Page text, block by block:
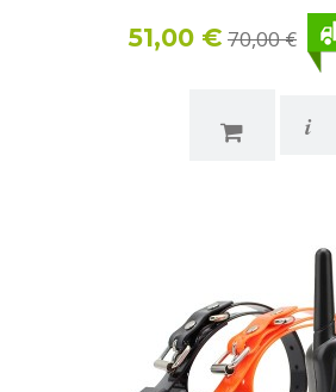
51,00 € 70,00 €
i